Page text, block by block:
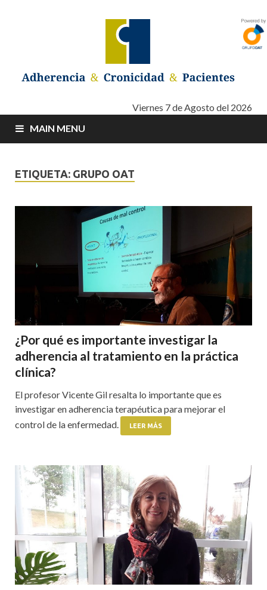
Adherencia –
Cronicidad –
Pacientes
Adherencia – Cronicidad – PacientesViernes 7 de Agosto del 2026
MAIN MENU
ETIQUETA: GRUPO OAT
¿Por qué es importante investigar la
adherencia al tratamiento en la práctica
clínica?
El profesor Vicente Gil resalta lo importante que es
investigar en adherencia terapéutica para mejorar el
control de la enfermedad.
LEER MÁS